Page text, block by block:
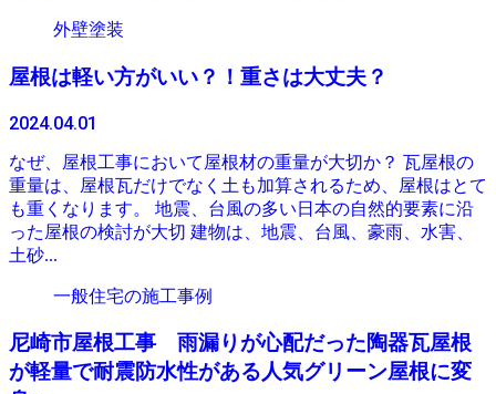
外壁塗装
屋根は軽い方がいい？！重さは大丈夫？
2024.04.01
なぜ、屋根工事において屋根材の重量が大切か？ 瓦屋根の
重量は、屋根瓦だけでなく土も加算されるため、屋根はとて
も重くなります。 地震、台風の多い日本の自然的要素に沿
った屋根の検討が大切 建物は、地震、台風、豪雨、水害、
土砂...
一般住宅の施工事例
尼崎市屋根工事 雨漏りが心配だった陶器瓦屋根
が軽量で耐震防水性がある人気グリーン屋根に変